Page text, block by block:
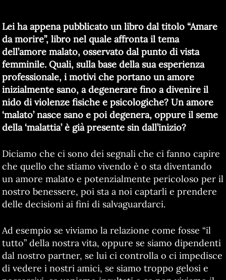
Lei ha appena pubblicato un libro dal titolo “Amare
da morire”, libro nel quale affronta il tema
dell’amore malato, osservato dal punto di vista
femminile. Quali, sulla base della sua esperienza
professionale, i motivi che portano un amore
inizialmente sano, a degenerare fino a divenire il
nido di violenze fisiche e psicologiche? Un amore
‘malato’ nasce sano e poi degenera, oppure il seme
della ‘malattia’ è già presente sin dall’inizio?
Diciamo che ci sono dei segnali che ci fanno capire
che quello che stiamo vivendo è o sta diventando
un amore malato e potenzialmente pericoloso per il
nostro benessere, poi sta a noi captarli e prendere
delle decisioni ai fini di salvaguardarci.
Ad esempio se viviamo la relazione come fosse “il
tutto” della nostra vita, oppure se siamo dipendenti
dal nostro partner, se lui ci controlla o ci impedisce
di vedere i nostri amici, se siamo troppo gelosi e